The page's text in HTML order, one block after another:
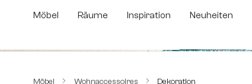
Hauptinhalt springen
Zur Suche springen
Zur Hauptnavigation springen
Möbel Räume Inspiration Neuheiten
Möbel Wohnaccessoires Dekoration